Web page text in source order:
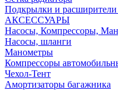
Подкрылки и расширители
АКСЕССУАРЫ
Насосы, Компрессоры,
Насосы, шланги
Манометры
Компрессоры
Чехол-Тент
Амортизаторы багажника